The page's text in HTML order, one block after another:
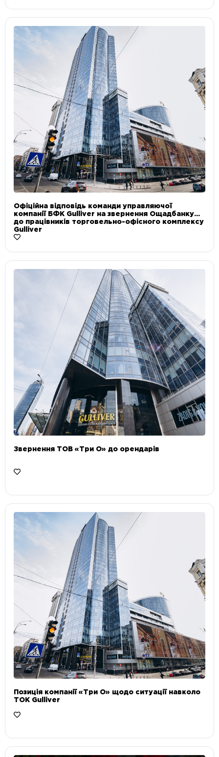
Офіційна відповідь команди управляючої
компанії БФК Gulliver на звернення Ощадбанку
до працівників торговельно-офісного комплексу
Gulliver
Звернення ТОВ «Три О» до орендарів
Позиція компанії «Три О» щодо ситуації навколо
ТОК Gulliver